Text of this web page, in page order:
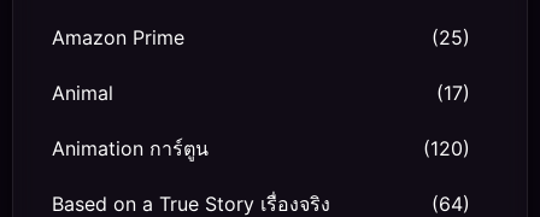
Amazon Prime (25)
Animal (17)
Animation การ์ตูน (120)
Based on a True Story เรื่องจริง (64)